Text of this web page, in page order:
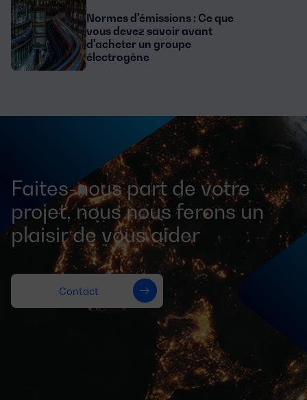
Normes d'émissions : Ce que
vous devez savoir avant
d'acheter un groupe
électrogène
Faites-nous part de votre
projet, nous nous ferons un
plaisir de vous aider
Contact